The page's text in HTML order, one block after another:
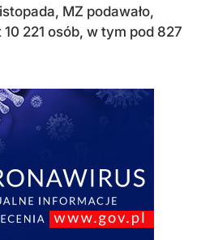
MZ podawało,
221 osób, w tym pod 827